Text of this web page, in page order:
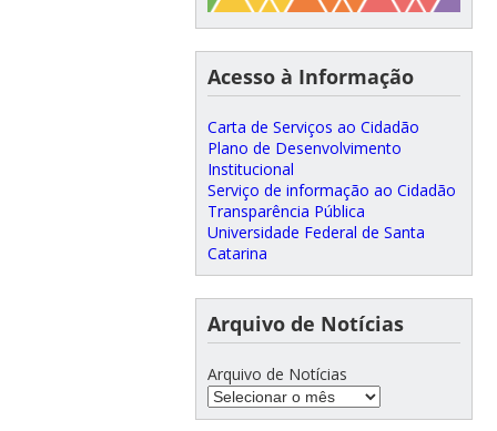
Acesso à Informação
Carta de Serviços ao Cidadão
Plano de Desenvolvimento
Institucional
Serviço de informação ao Cidadão
Transparência Pública
Universidade Federal de Santa
Catarina
Arquivo de Notícias
Arquivo de Notícias